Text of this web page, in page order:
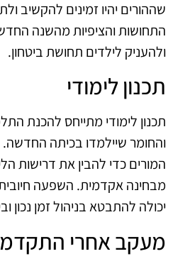
שההורים יהיו זמינים להקשיב
התחושות והציפיות מהשנה
ולהעניק לילדים תחושת ביטחון.
תכנון לימודי
תכנון לימודי מתייחס להכנת
והחומר שיילמדו בכיתה
המורים כדי להבין את דרישות
מבחינה אקדמית. השפעה
יכולה להתבטא בניהול זמן נכון
מעקב אחרי